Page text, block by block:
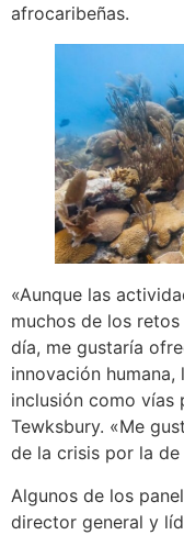
afrocaribeñas.
«Aunque las
muchos de los
día, me gustaría
innovación
inclusión como vías
Tewksbury. «Me
de la crisis por la
Algunos de los
director general y